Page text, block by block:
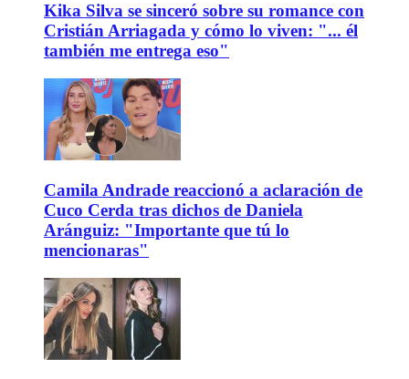
Kika Silva se sinceró sobre su romance con
Cristián Arriagada y cómo lo viven: "... él
también me entrega eso"
Camila Andrade reaccionó a aclaración de
Cuco Cerda tras dichos de Daniela
Aránguiz: "Importante que tú lo
mencionaras"